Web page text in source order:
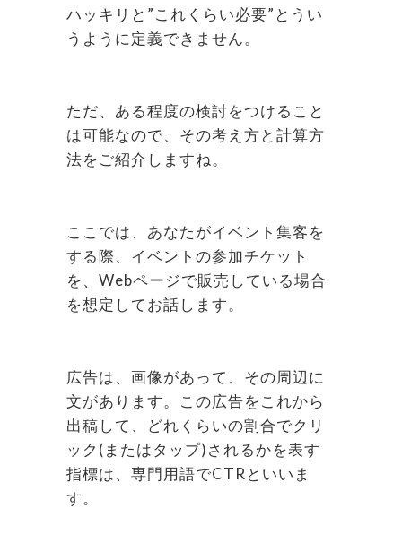
ハッキリと”これくらい必要”とうい
うように定義できません。
ただ、ある程度の検討をつけること
は可能なので、その考え方と計算方
法をご紹介しますね。
ここでは、あなたがイベント集客を
する際、イベントの参加チケット
を、Webページで販売している場合
を想定してお話します。
広告は、画像があって、その周辺に
文があります。この広告をこれから
出稿して、どれくらいの割合でクリ
ック(またはタップ)されるかを表す
指標は、専門用語でCTRといいま
す。